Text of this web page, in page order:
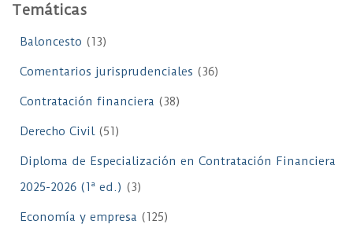
Temáticas
Baloncesto (13)
Comentarios jurisprudenciales (36)
Contratación financiera (38)
Derecho Civil(51)
Diploma de Especialización en Contratación Financiera
2025-2026 (1ª ed.) (3)
Economía y empresa (125)